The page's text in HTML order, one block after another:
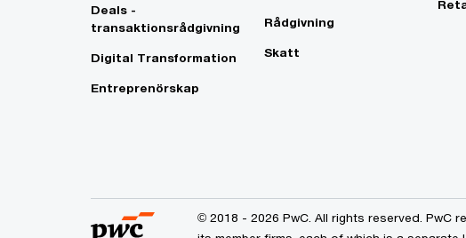
Deals -
transaktionsrådgivning
Digital Transformation
Entreprenörskap
Rådgivning
Skatt
© 2018 - 2026 PwC. All rights reserved. PwC